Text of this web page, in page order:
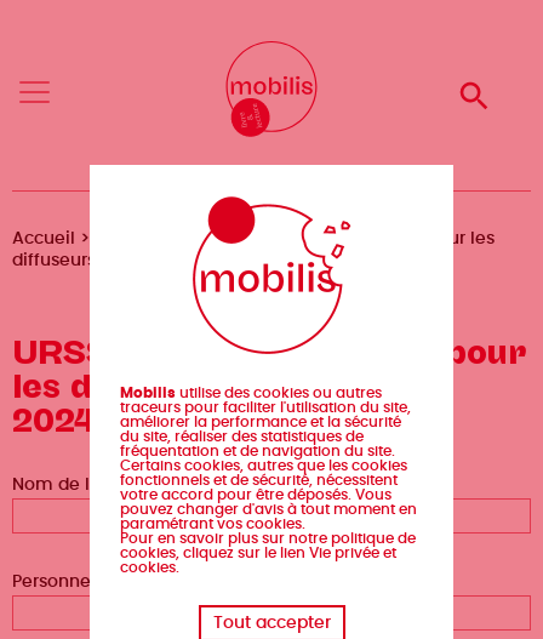
Menu
principal
Menu
Fil
Accueil
URSSAF : mode d’emploi pour les
diffuseurs - 10 janvier 2024
URSSAF : mode d’emploi pour
les diffuseurs - 10 janvier
2024
Nom de la structure
Personne référente
Mobilis utilise des cookies ou autres
traceurs pour faciliter l'utilisation du site,
améliorer la performance et la sécurité
du site, réaliser des statistiques de
fréquentation et de navigation du site.
Certains cookies, autres que les cookies
fonctionnels et de sécurité, nécessitent
votre accord pour être déposés. Vous
pouvez changer d'avis à tout moment en
paramétrant vos cookies.
Pour en savoir plus sur notre politique de
cookies, cliquez sur le lien Vie privée et
cookies.
Tout accepter